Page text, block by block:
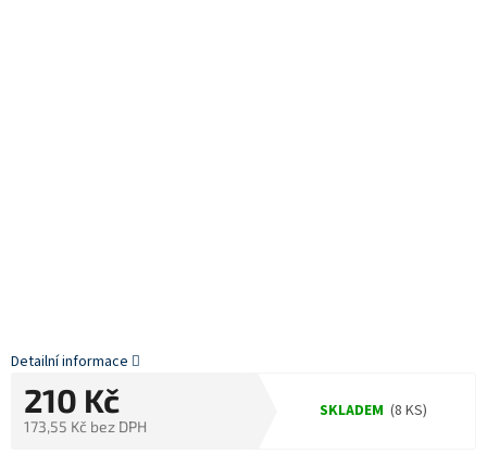
210 Kč
173,55 Kč bez DPH
SKLADEM (8 KS)
Detailní informace